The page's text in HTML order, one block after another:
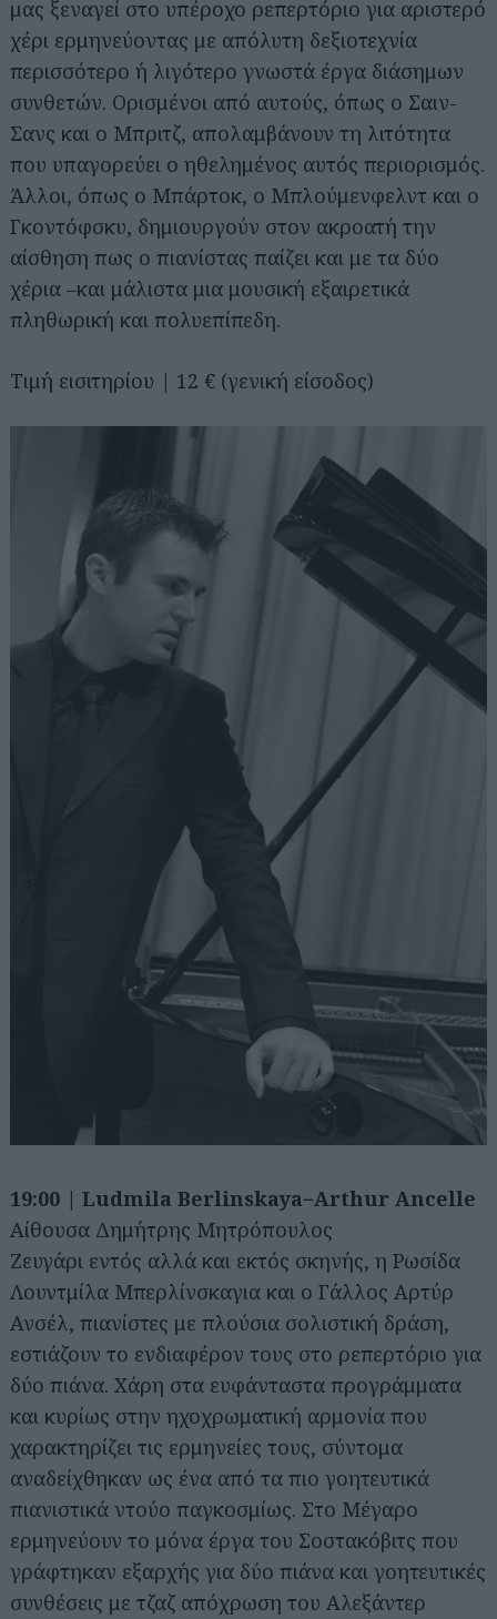
μας ξεναγεί στο υπέροχο ρεπερτόριο για αριστερό
χέρι ερμηνεύοντας με απόλυτη δεξιοτεχνία
περισσότερο ή λιγότερο γνωστά έργα διάσημων
συνθετών. Ορισμένοι από αυτούς, όπως ο Σαιν-
Σανς και ο Μπριτζ, απολαμβάνουν τη λιτότητα
που υπαγορεύει ο ηθελημένος αυτός περιορισμός.
Άλλοι, όπως ο Μπάρτοκ, ο Μπλούμενφελντ και ο
Γκοντόφσκυ, δημιουργούν στον ακροατή την
αίσθηση πως ο πιανίστας παίζει και με τα δύο
χέρια –και μάλιστα μια μουσική εξαιρετικά
πληθωρική και πολυεπίπεδη.
Τιμή εισιτηρίου | 12 € (γενική είσοδος)
19:00 | Ludmila Berlinskaya ̶ Arthur Ancelle
Αίθουσα Δημήτρης Μητρόπουλος
Ζευγάρι εντός αλλά και εκτός σκηνής, η Ρωσίδα
Λουντμίλα Μπερλίνσκαγια και ο Γάλλος Αρτύρ
Ανσέλ, πιανίστες με πλούσια σολιστική δράση,
εστιάζουν το ενδιαφέρον τους στο ρεπερτόριο για
δύο πιάνα. Χάρη στα ευφάνταστα προγράμματα
και κυρίως στην ηχοχρωματική αρμονία που
χαρακτηρίζει τις ερμηνείες τους, σύντομα
αναδείχθηκαν ως ένα από τα πιο γοητευτικά
πιανιστικά ντούο παγκοσμίως. Στο Μέγαρο
ερμηνεύουν το μόνα έργα του Σοστακόβιτς που
γράφτηκαν εξαρχής για δύο πιάνα και γοητευτικές
συνθέσεις με τζαζ απόχρωση του Αλεξάντερ